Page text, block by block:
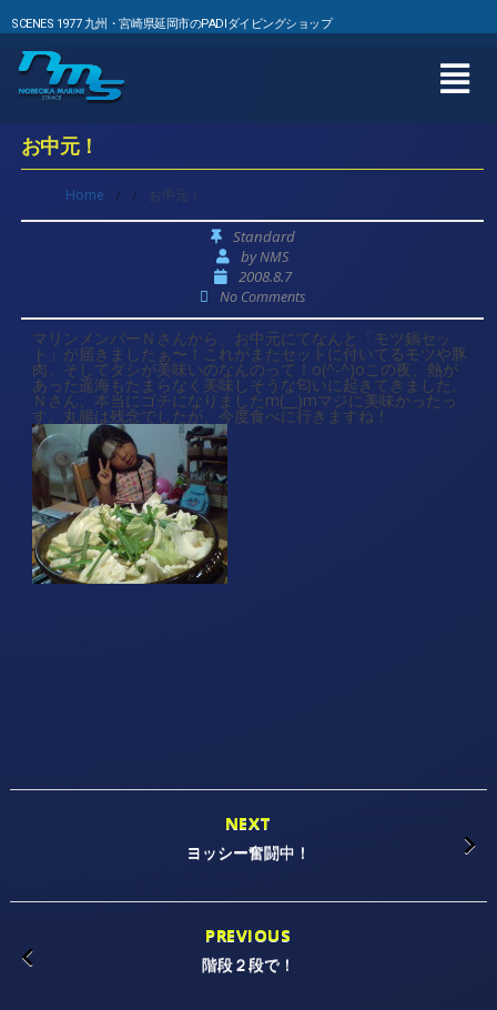
SCENES 1977 九州・宮崎県延岡市のPADIダイビングショップ
お中元！
Home / / お中元！
Standard
byNMS
2008.8.7
No Comments
マリンメンバーＮさんから、お中元にてなんと「モツ鍋セッ
ト」が届きましたぁ〜！これがまたセットに付いてるモツや豚
肉、そしてダシが美味いのなんのって！o(^-^)oこの夜、熱が
あった遥海もたまらなく美味しそうな匂いに起きてきました。
Ｎさん、本当にゴチになりましたm(__)mマジに美味かったっ
す。丸腸は残念でしたが、今度食べに行きますね！
NEXT
ヨッシー奮闘中！
PREVIOUS
階段２段で！